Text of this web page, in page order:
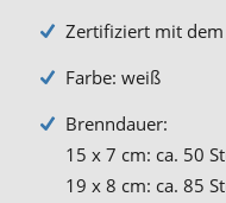
Zertifiziert mit dem
Farbe: weiß
Brenndauer:
15 x 7 cm: ca. 50
19 x 8 cm: ca. 85